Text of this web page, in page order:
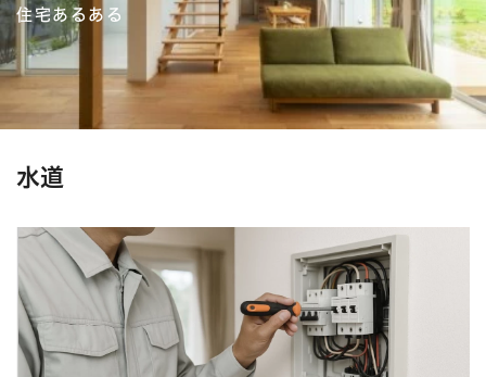
住宅あるある
水道